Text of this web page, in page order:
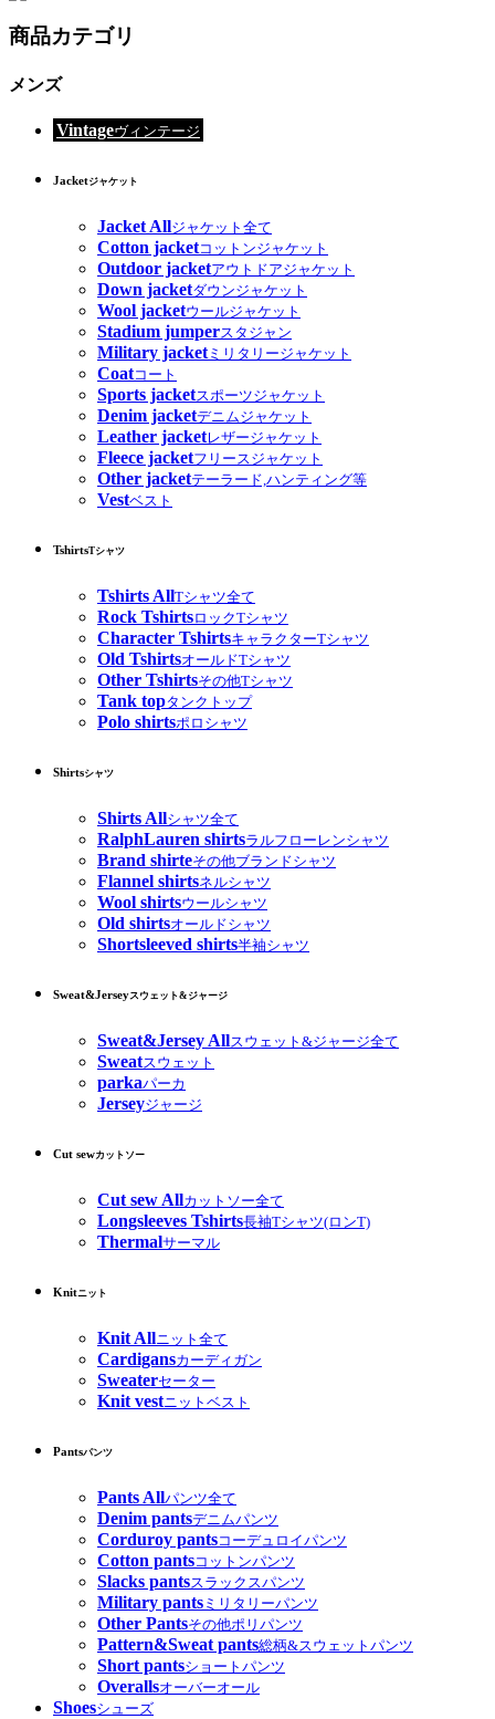
商品カテゴリ
メンズ
Vintageヴィンテージ
Jacketジャケット
Jacket Allジャケット全て
Cotton jacketコットンジャケット
Outdoor jacketアウトドアジャケット
Down jacketダウンジャケット
Wool jacketウールジャケット
Stadium jumperスタジャン
Military jacketミリタリージャケット
Coatコート
Sports jacketスポーツジャケット
Denim jacketデニムジャケット
Leather jacketレザージャケット
Fleece jacketフリースジャケット
Other jacketテーラード,ハンティング等
Vestベスト
TshirtsTシャツ
Tshirts AllTシャツ全て
Rock TshirtsロックTシャツ
Character TshirtsキャラクターTシャツ
Old TshirtsオールドTシャツ
Other Tshirtsその他Tシャツ
Tank topタンクトップ
Polo shirtsポロシャツ
Shirtsシャツ
Shirts Allシャツ全て
RalphLauren shirtsラルフローレンシャツ
Brand shirteその他ブランドシャツ
Flannel shirtsネルシャツ
Wool shirtsウールシャツ
Old shirtsオールドシャツ
Shortsleeved shirts半袖シャツ
Sweat&Jerseyスウェット&ジャージ
Sweat&Jersey Allスウェット&ジャージ全て
Sweatスウェット
parkaパーカ
Jerseyジャージ
Cut sewカットソー
Cut sew Allカットソー全て
Longsleeves Tshirts長袖Tシャツ(ロンT)
Thermalサーマル
Knitニット
Knit Allニット全て
Cardigansカーディガン
Sweaterセーター
Knit vestニットベスト
Pantsパンツ
Pants Allパンツ全て
Denim pantsデニムパンツ
Corduroy pantsコーデュロイパンツ
Cotton pantsコットンパンツ
Slacks pantsスラックスパンツ
Military pants ミリタリーパンツ
Other Pantsその他ポリパンツ
Pattern&Sweat pants総柄&スウェットパンツ
Short pantsショートパンツ
Overallsオーバーオール
Shoesシューズ